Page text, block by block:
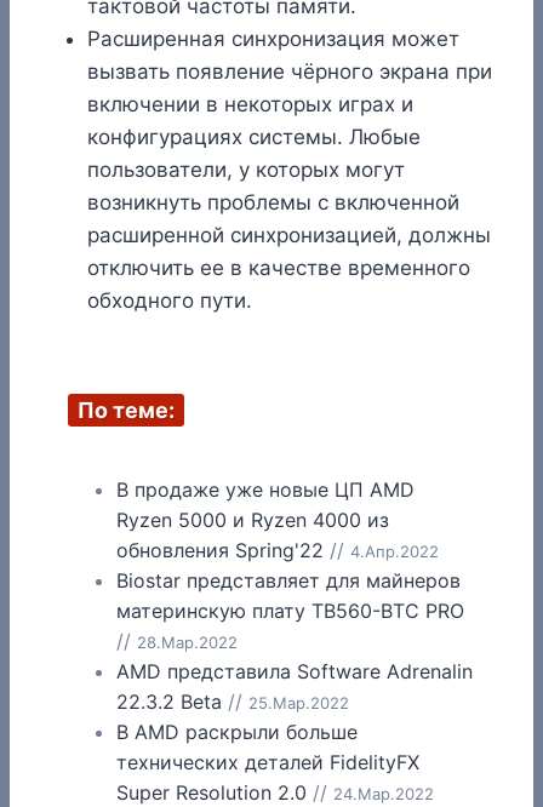
тактовой частоты памяти.
Расширенная синхронизация может
вызвать появление чёрного экрана при
включении в некоторых играх и
конфигурациях системы. Любые
пользователи, у которых могут
возникнуть проблемы с включенной
расширенной синхронизацией, должны
отключить ее в качестве временного
обходного пути.
По теме:
В продаже уже новые ЦП AMD
Ryzen 5000 и Ryzen 4000 из
обновления Spring'22 // 4.Апр.2022
Biostar представляет для майнеров
материнскую плату TB560-BTC PRO
// 28.Мар.2022
AMD представила Software Adrenalin
22.3.2 Beta // 25.Мар.2022
В AMD раскрыли больше
технических деталей FidelityFX
Super Resolution 2.0 // 24.Мар.2022